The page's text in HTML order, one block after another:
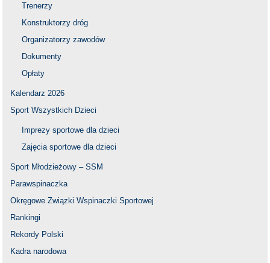
Trenerzy
Konstruktorzy dróg
Organizatorzy zawodów
Dokumenty
Opłaty
Kalendarz 2026
Sport Wszystkich Dzieci
Imprezy sportowe dla dzieci
Zajęcia sportowe dla dzieci
Sport Młodzieżowy – SSM
Parawspinaczka
Okręgowe Związki Wspinaczki Sportowej
Rankingi
Rekordy Polski
Kadra narodowa